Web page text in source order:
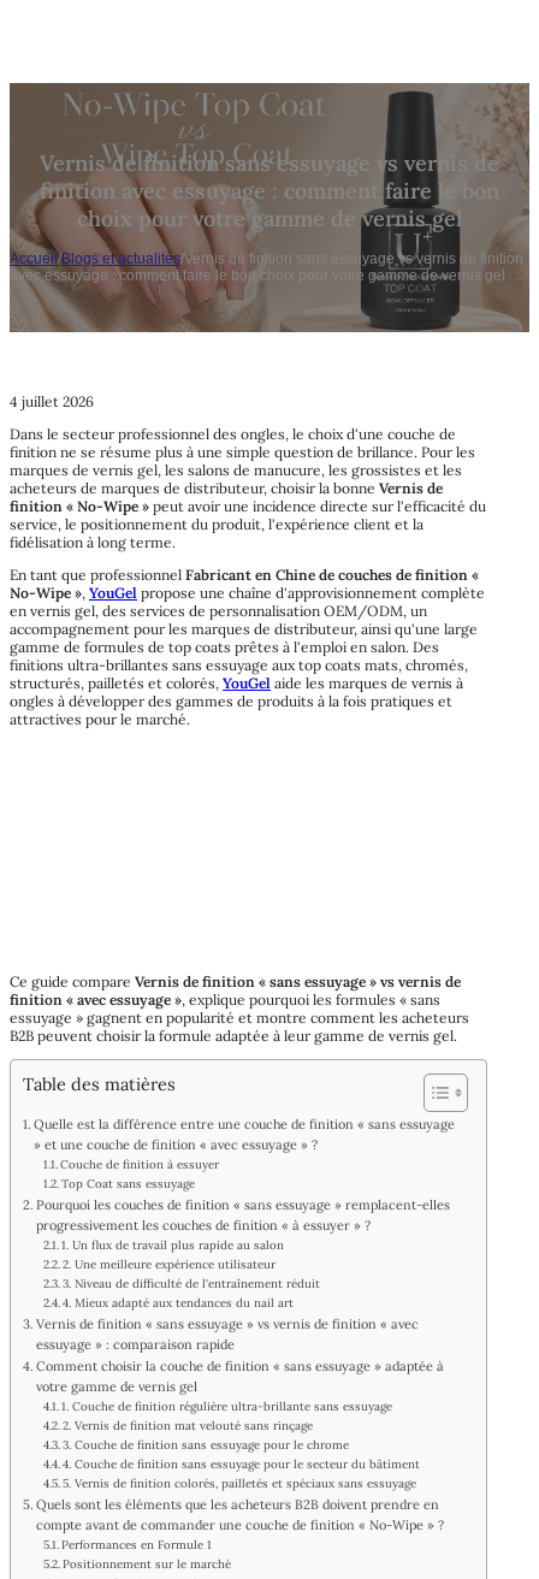
Vernis de finition sans essuyage vs vernis de
finition avec essuyage : comment faire le bon
choix pour votre gamme de vernis gel
Accueil/Blogs et actualités/Vernis de finition sans essuyage vs vernis de finition
avec essuyage : comment faire le bon choix pour votre gamme de vernis gel
4 juillet 2026
Dans le secteur professionnel des ongles, le choix d'une couche de
finition ne se résume plus à une simple question de brillance. Pour les
marques de vernis gel, les salons de manucure, les grossistes et les
acheteurs de marques de distributeur, choisir la bonne Vernis de
finition « No-Wipe » peut avoir une incidence directe sur l'efficacité du
service, le positionnement du produit, l'expérience client et la
fidélisation à long terme.
En tant que professionnel Fabricant en Chine de couches de finition «
No-Wipe », YouGel propose une chaîne d'approvisionnement complète
en vernis gel, des services de personnalisation OEM/ODM, un
accompagnement pour les marques de distributeur, ainsi qu'une large
gamme de formules de top coats prêtes à l'emploi en salon. Des
finitions ultra-brillantes sans essuyage aux top coats mats, chromés,
structurés, pailletés et colorés, YouGel aide les marques de vernis à
ongles à développer des gammes de produits à la fois pratiques et
attractives pour le marché.
Ce guide compare Vernis de finition « sans essuyage » vs vernis de
finition « avec essuyage », explique pourquoi les formules « sans
essuyage » gagnent en popularité et montre comment les acheteurs
B2B peuvent choisir la formule adaptée à leur gamme de vernis gel.
Table des matières
Quelle est la différence entre une couche de finition « sans essuyage
» et une couche de finition « avec essuyage » ?
Couche de finition à essuyer
Top Coat sans essuyage
Pourquoi les couches de finition « sans essuyage » remplacent-elles
progressivement les couches de finition « à essuyer » ?
1. Un flux de travail plus rapide au salon
2. Une meilleure expérience utilisateur
3. Niveau de difficulté de l'entraînement réduit
4. Mieux adapté aux tendances du nail art
Vernis de finition « sans essuyage » vs vernis de finition « avec
essuyage » : comparaison rapide
Comment choisir la couche de finition « sans essuyage » adaptée à
votre gamme de vernis gel
1. Couche de finition régulière ultra-brillante sans essuyage
2. Vernis de finition mat velouté sans rinçage
3. Couche de finition sans essuyage pour le chrome
4. Couche de finition sans essuyage pour le secteur du bâtiment
5. Vernis de finition colorés, pailletés et spéciaux sans essuyage
Quels sont les éléments que les acheteurs B2B doivent prendre en
compte avant de commander une couche de finition « No-Wipe » ?
Performances en Formule 1
Positionnement sur le marché